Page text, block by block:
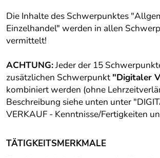
Die Inhalte des Schwerpunktes
Einzelhandel" werden in allen
vermittelt!
ACHTUNG:Jeder der 15
zusätzlichen Schwerpunkt"Digitaler
kombiniert werden (ohne
Beschreibung siehe unten unter
VERKAUF - Kenntnisse/Fertigkeiten
TÄTIGKEITSMERKMALE